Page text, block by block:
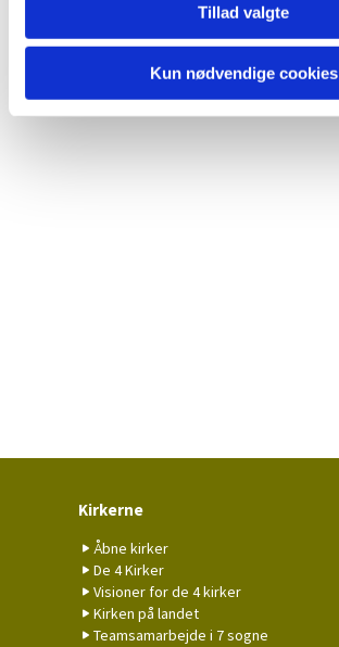
Tillad valgte
Kun nødvendige cookies
Kirkerne
Åbne kirker
De 4 Kirker
Visioner for de 4 kirker
Kirken på landet
Teamsamarbejde i 7 sogne